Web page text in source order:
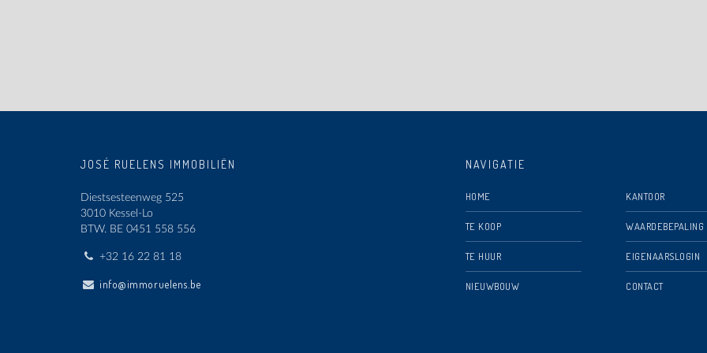
JOSÉ RUELENS IMMOBILIËN
Diestsesteenweg 525
3010 Kessel-Lo
BTW. BE 0451 558 556
+32 16 22 81 18
info@immoruelens.be
NAVIGATIE
HOME
TE KOOP
TE HUUR
NIEUWBOUW
KANTOOR
WAARDEBEPALING
EIGENAARSLOGIN
CONTACT